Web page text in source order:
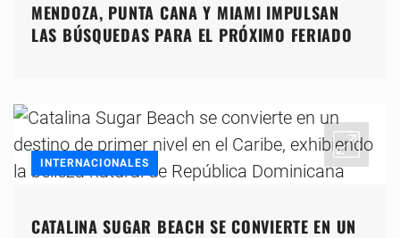
MENDOZA, PUNTA CANA Y MIAMI IMPULSAN
LAS BÚSQUEDAS PARA EL PRÓXIMO FERIADO
INTERNACIONALES
CATALINA SUGAR BEACH SE CONVIERTE EN UN